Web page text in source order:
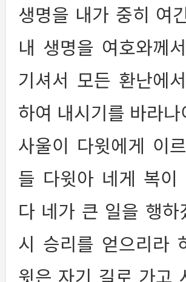
생명을 내가 중히 여
내 생명을 여호와께
기셔서 모든 환난에
하여 내시기를 바라
사울이 다윗에게 이
들 다윗아 네게 복이
다 네가 큰 일을 행하
시 승리를 얻으리라
윗은 자기 길로 가고